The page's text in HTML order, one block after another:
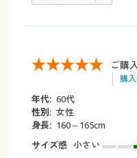
ご購
購
年代: 60代
性別: 女性
身長: 160～165cm
サイズ感 小さい